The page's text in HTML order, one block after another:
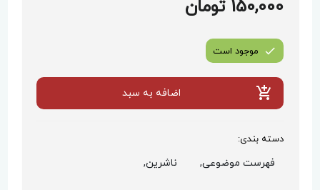
150,000 تومان
موجود است
اضافه به سبد
دسته بندی:
فهرست موضوعی, ناشرین,